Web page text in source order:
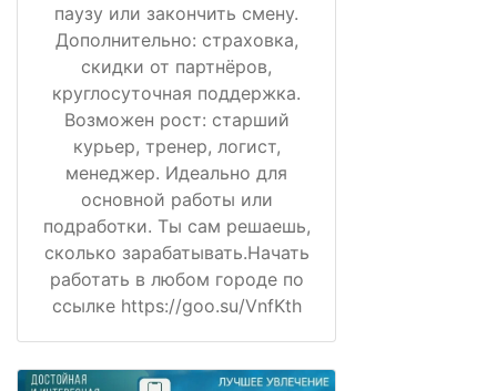
паузу или закончить смену.
Дополнительно: страховка,
скидки от партнёров,
круглосуточная поддержка.
Возможен рост: старший
курьер, тренер, логист,
менеджер. Идеально для
основной работы или
подработки. Ты сам решаешь,
сколько зарабатывать.Начать
работать в любом городе по
ссылке https://goo.su/VnfKth